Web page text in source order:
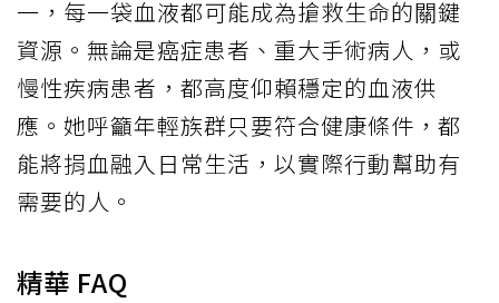
一，每一袋血液都可能成為搶救生命的關鍵
資源。無論是癌症患者、重大手術病人，或
慢性疾病患者，都高度仰賴穩定的血液供
應。她呼籲年輕族群只要符合健康條件，都
能將捐血融入日常生活，以實際行動幫助有
需要的人。
精華 FAQ